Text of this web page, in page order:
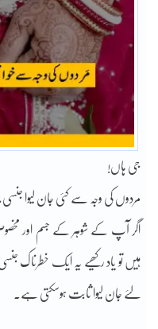
جی ہاں!
مردوں کی وجہ سے کئی جان لیوا جنسی
ہیں تو یاد رکھیے یہ ایک خطرناک
لئے جان لیوا ثابت ہوسکتی ہے۔